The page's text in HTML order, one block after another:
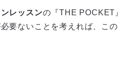
レッスンの『THE POCKET
要ないことを考えれば、この